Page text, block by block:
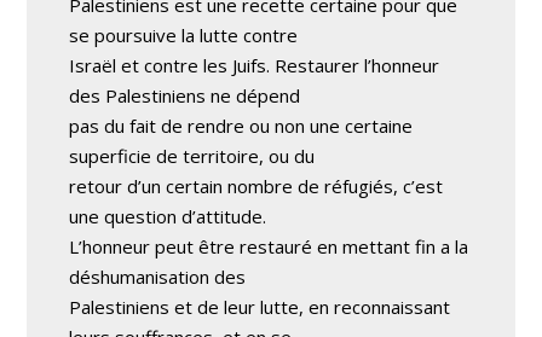
Palestiniens est une recette certaine pour que
se poursuive la lutte contre
Israël et contre les Juifs. Restaurer l’honneur
des Palestiniens ne dépend
pas du fait de rendre ou non une certaine
superficie de territoire, ou du
retour d’un certain nombre de réfugiés, c’est
une question d’attitude.
L’honneur peut être restauré en mettant fin a la
déshumanisation des
Palestiniens et de leur lutte, en reconnaissant